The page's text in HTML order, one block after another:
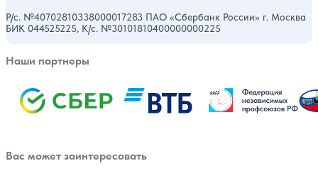
Р/с. №40702810338000017283 ПАО «Сбербанк России» г. Москва
БИК 044525225, К/с. №30101810400000000225
Наши партнеры
Вас может заинтересовать